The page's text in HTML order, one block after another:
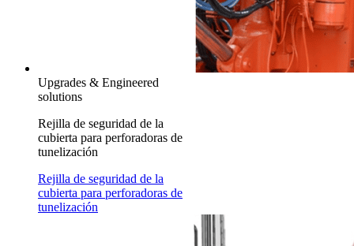
Upgrades & Engineered
solutions
Rejilla de seguridad de la
cubierta para perforadoras de
tunelización
Rejilla de seguridad de la
cubierta para perforadoras de
tunelización